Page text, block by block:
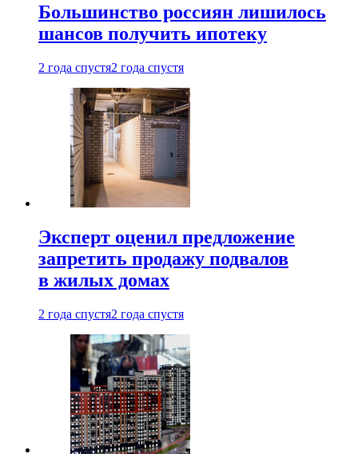
Большинство россиян лишилось
шансов получить ипотеку
2 года спустя2 года спустя
Эксперт оценил предложение
запретить продажу подвалов
в жилых домах
2 года спустя2 года спустя